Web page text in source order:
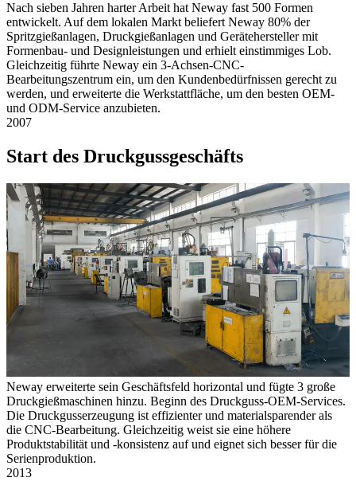
Nach sieben Jahren harter Arbeit hat Neway fast 500 Formen
entwickelt. Auf dem lokalen Markt beliefert Neway 80% der
Spritzgießanlagen, Druckgießanlagen und Gerätehersteller mit
Formenbau- und Designleistungen und erhielt einstimmiges Lob.
Gleichzeitig führte Neway ein 3-Achsen-CNC-
Bearbeitungszentrum ein, um den Kundenbedürfnissen gerecht zu
werden, und erweiterte die Werkstattfläche, um den besten OEM-
und ODM-Service anzubieten.
2007
Start des Druckgussgeschäfts
Neway erweiterte sein Geschäftsfeld horizontal und fügte 3 große
Druckgießmaschinen hinzu. Beginn des Druckguss-OEM-Services.
Die Druckgusserzeugung ist effizienter und materialsparender als
die CNC-Bearbeitung. Gleichzeitig weist sie eine höhere
Produktstabilität und -konsistenz auf und eignet sich besser für die
Serienproduktion.
2013